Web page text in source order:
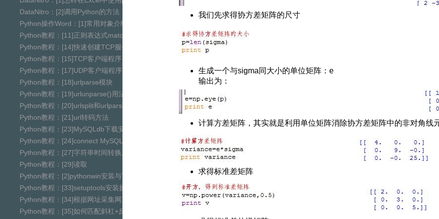
DataNitro：[2]调用Python的方法
Python操作Word：[1]常用对象介绍
Python教程：[11]正则表达式match()函数
Python教程：[14]快速创建TCP服务器
Python教程：[15]TCP客户端程序
Python教程：[17]UDP客户端程序
Python教程：[18]urlparse模块
Python教程：[19]urlunparse()用法
Python教程：[20]urlsplit和urlparse的区别
Python教程：[21]url转码方法
Python教程：[23]MySQLdb下载安装与使用
Python教程：[24]connect MySQL 10060错误
Python教程：[27]字符串时间转换成时间戳
Python教程：[29]读取
Python教程：[2]pythonwin安装与下载
Python教程：[33]setuptools安装扩展库的方法
Python教程：[34]根据网址采集网页
Python教程：[35]如何匹配斜杠+反斜杠
我们先求得协方差矩阵的尺寸
生成一个与sigma同大小的单位矩阵：e
输出为：
计算方差矩阵，其实就是利用单位矩阵消除协方差矩阵中的非对角线
求得标准差矩阵